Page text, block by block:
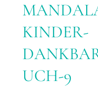
KINDER-
UCH-9